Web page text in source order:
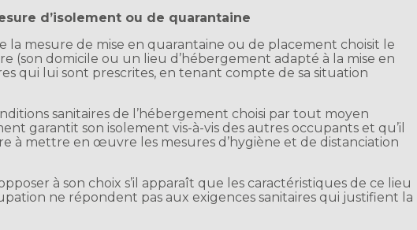
d’isolement ou de quarantaine
la mesure de mise en quarantaine ou de placement choisit le
(son domicile ou un lieu d’hébergement adapté à la mise en
qui lui sont prescrites, en tenant compte de sa situation
sanitaires de l’hébergement choisi par tout moyen
garantit son isolement vis-à-vis des autres occupants et qu’il
à mettre en œuvre les mesures d’hygiène et de distanciation
à son choix s’il apparaît que les caractéristiques de ce lieu
ne répondent pas aux exigences sanitaires qui justifient la